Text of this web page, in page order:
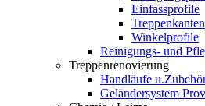
Einfassprofile
Winkelprofile
Reinigungs- und
Treppenrenovierung
Handläufe
Geländersystem